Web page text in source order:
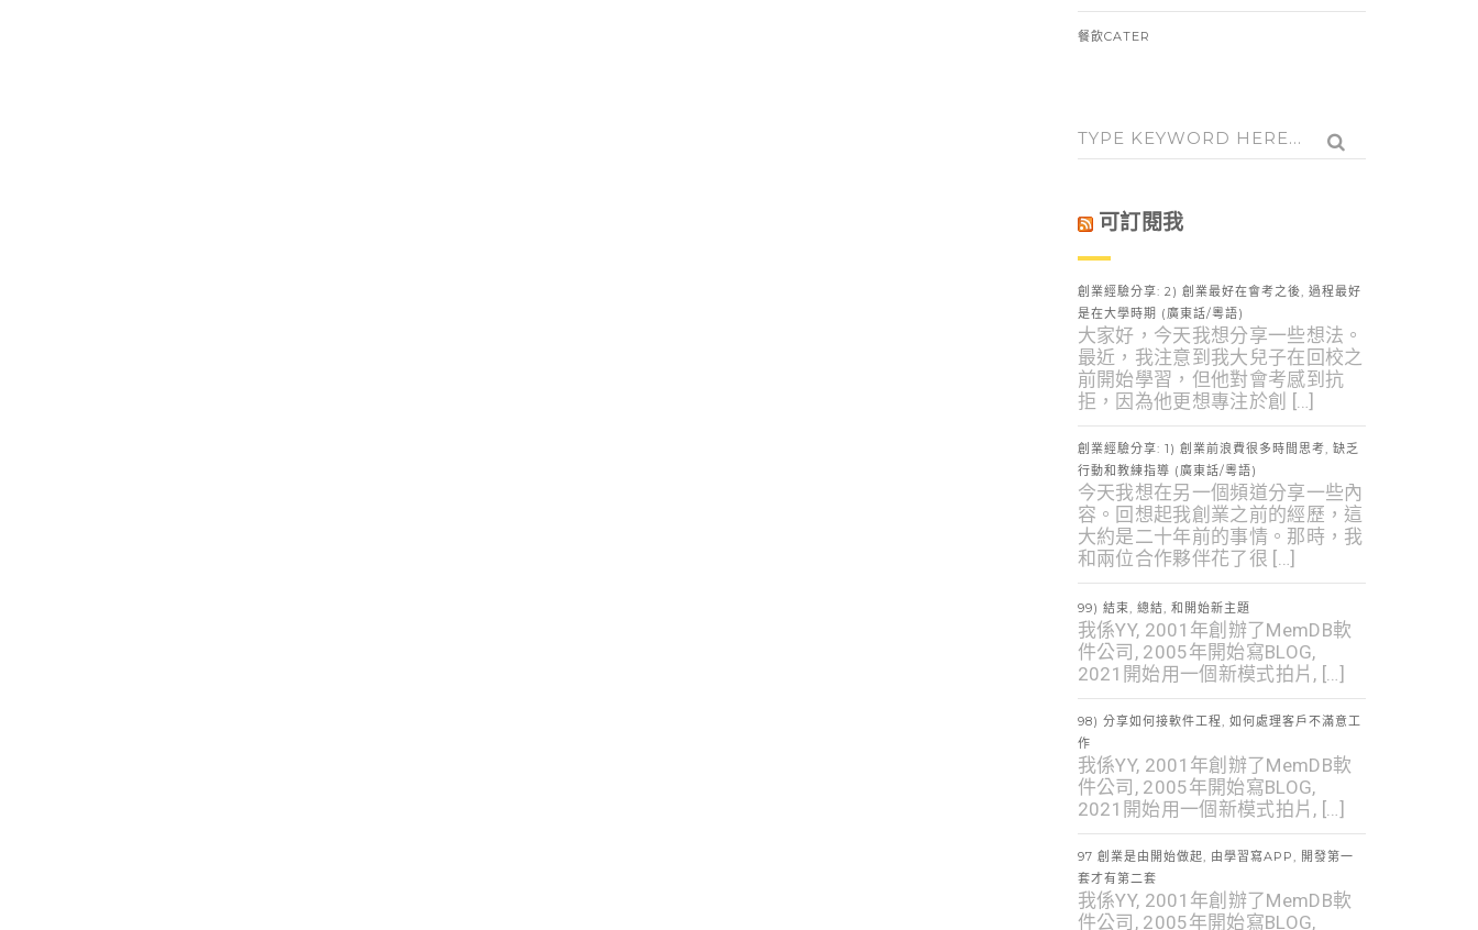
餐飲CATER
可訂閱我
創業經驗分享: 2) 創業最好在會考之後, 過程最好
是在大學時期 (廣東話/粵語)
大家好，今天我想分享一些想法。
最近，我注意到我大兒子在回校之
前開始學習，但他對會考感到抗
拒，因為他更想專注於創 […]
創業經驗分享: 1) 創業前浪費很多時間思考, 缺乏
行動和教練指導 (廣東話/粵語)
今天我想在另一個頻道分享一些內
容。回想起我創業之前的經歷，這
大約是二十年前的事情。那時，我
和兩位合作夥伴花了很 […]
99) 結束, 總結, 和開始新主題
我係YY, 2001年創辦了MemDB軟
件公司, 2005年開始寫BLOG,
2021開始用一個新模式拍片, […]
98) 分享如何接軟件工程, 如何處理客戶不滿意工
作
我係YY, 2001年創辦了MemDB軟
件公司, 2005年開始寫BLOG,
2021開始用一個新模式拍片, […]
97 創業是由開始做起, 由學習寫APP, 開發第一
套才有第二套
我係YY, 2001年創辦了MemDB軟
件公司, 2005年開始寫BLOG,